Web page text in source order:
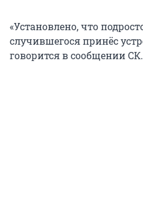
«Установлено, что
случившегося принёс
говорится в сообщении СК.